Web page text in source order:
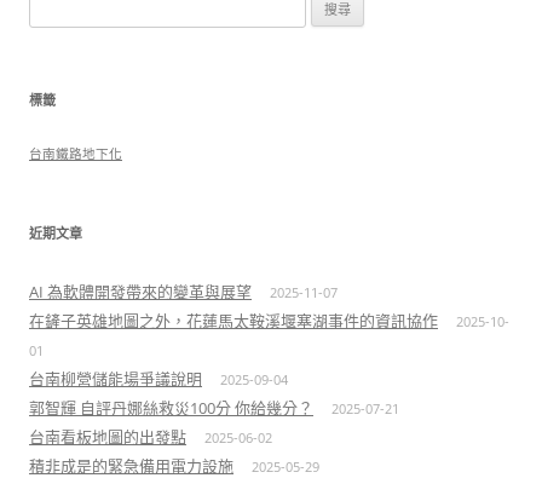
尋
鍵
標籤
台南鐵路地下化
近期文章
AI 為軟體開發帶來的變革與展望 2025-11-07
在鏟子英雄地圖之外，花蓮馬太鞍溪堰塞湖事件的資訊協作
2025-10-
01
台南柳營儲能場爭議說明 2025-09-04
郭智輝 自評丹娜絲救災100分 你給幾分？ 2025-07-21
台南看板地圖的出發點 2025-06-02
積非成是的緊急備用電力設施 2025-05-29